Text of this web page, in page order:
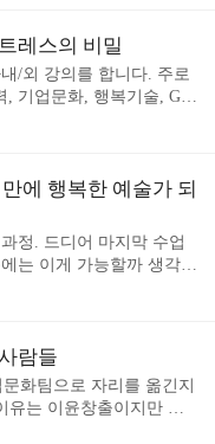
? 아래와 같은 사람들
갑니다. 1. 몸을 움직이
들 3. 경험을 나누는 사람
긍정적 변화입니다. 마음
레스의 비밀
/외 강의를 합니다. 주로
, 기업문화, 행복기술, GT
다양한 주제로 강의를
대해 이야기를 해야 한다
레스를 약간 받았습니
인 원인과 예방법에 대해
만 나열하고 있는 제 자
전에 그 비밀을 발견했습
력성이..
에 행복한 예술가 되
정. 드디어 마지막 수업
는 이게 가능할까 생각했
심히 따라 했을 뿐이데 책
을 가지고 있지만 10%
었습니다. 우선 원고를 준
림의 설명(캡션)을 잘 배
람들
화팀으로 자리를 옮긴지
유는 이윤창출이지만 이
붙잡아둘 수 없습니다.